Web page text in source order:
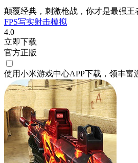
颠覆经典，刺激枪战，你才是最强王
FPS写实射击模拟
4.0
立即下载
官方正版
使用小米游戏中心APP下载 ，领丰富